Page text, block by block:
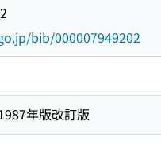
bib/000007949202
年版改訂版